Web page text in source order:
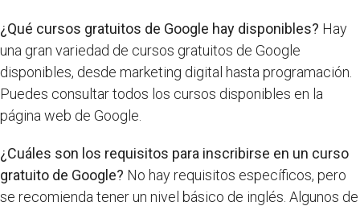
¿Qué cursos gratuitos de Google hay disponibles? Hay
una gran variedad de cursos gratuitos de Google
disponibles, desde marketing digital hasta programación.
Puedes consultar todos los cursos disponibles en la
página web de Google.
¿Cuáles son los requisitos para inscribirse en un curso
gratuito de Google? No hay requisitos específicos, pero
se recomienda tener un nivel básico de inglés. Algunos de